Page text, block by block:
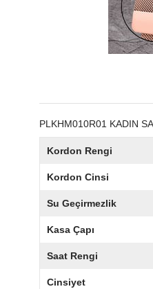
PLKHM010R01 KADIN
Kordon Rengi
Kordon Cinsi
Su Geçirmezlik
Kasa Çapı
Saat Rengi
Cinsiyet